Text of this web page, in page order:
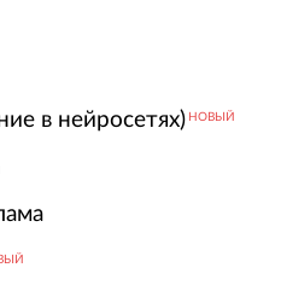
в нейросетях) НОВЫЙ